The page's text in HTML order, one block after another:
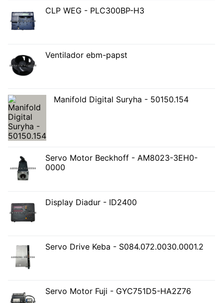
CLP WEG - PLC300BP-H3
Ventilador ebm-papst
Manifold Digital Suryha - 50150.154
Servo Motor Beckhoff - AM8023-3EH0-
0000
Display Diadur - ID2400
Servo Drive Keba - S084.072.0030.0001.2
Servo Motor Fuji - GYC751D5-HA2Z76